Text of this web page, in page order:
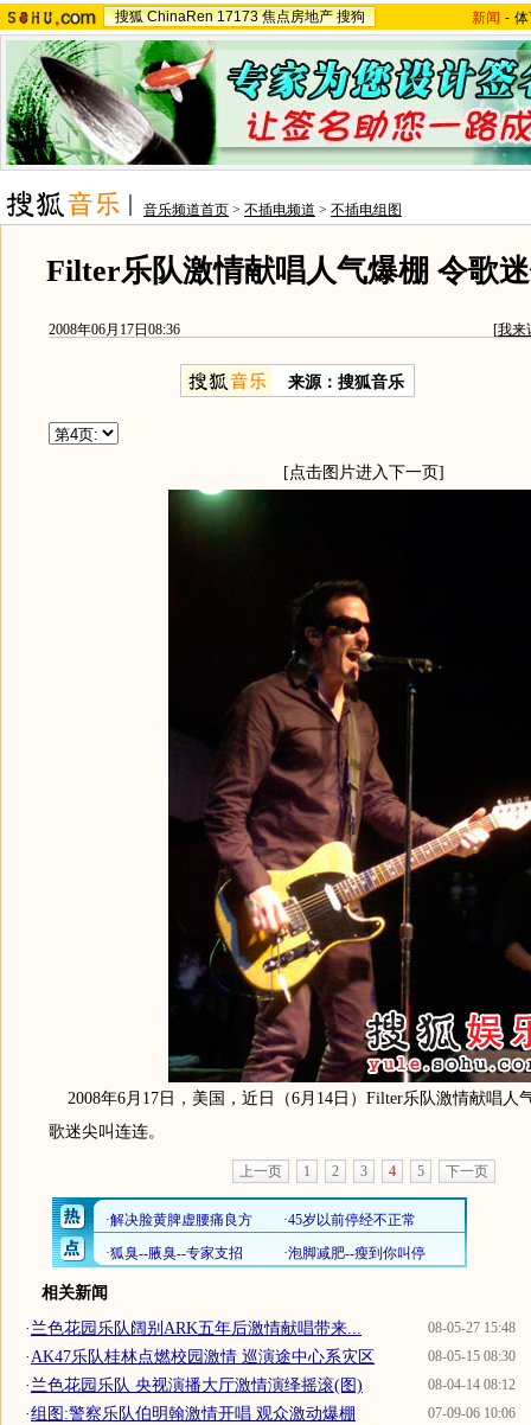
搜狐 ChinaRen 17173 焦点房地产 搜狗 新闻 -
音乐频道首页 > 不插电频道 > 不插电组图
Filter乐队激情献唱人气爆棚 令歌
2008年06月17日08:36 [我来
来源：搜狐音乐
[点击图片进入下一页]
2008年6月17日，美国，近日（6月14日）Filter乐队激情献唱人
歌迷尖叫连连。
上一页 1 2 3 4 5 下一页
相关新闻
08-05-27 15:48
·兰色花园乐队阔别ARK五年后激情献唱带来...
08-05-15 08:30
·AK47乐队桂林点燃校园激情 巡演途中心系灾区
08-04-14 08:12
·兰色花园乐队 央视演播大厅激情演绎摇滚(图)
07-09-06 10:06
·组图:警察乐队伯明翰激情开唱 观众激动爆棚